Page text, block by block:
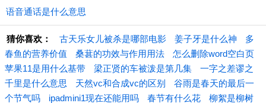
语音通话是什么意思
猜你喜欢： 古天乐女儿被杀是哪部电影 姜子牙是什么神
多
春鱼的营养价值
桑葚的功效与作用用法
怎么删除word空白页
苹果11是用什么基带
梁正贤的车被泼是第几集
一字之差谬之
千里是什么意思
天然vc和合成vc的区别
谷雨是春天的最后一
个节气吗
ipadmini1现在还能用吗 春节有什么花 柳絮是柳树